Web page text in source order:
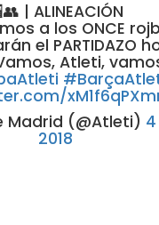
| ALINEACIÓN
a los ONCE
el PARTIDAZO
Atleti,
(@Atleti)
2018